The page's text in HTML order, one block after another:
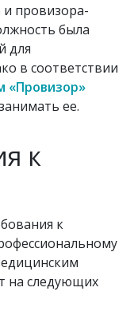
провизора-
была
для
в соответствии
«Провизор»
ее.
к
к
на следующих